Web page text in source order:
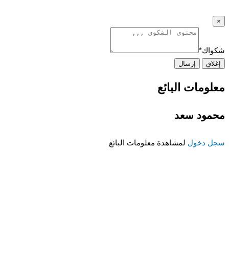
×
شكواك*
إغلاق إرسال
معلومات البائع
محمود سعد
سجل دخول لمشاهدة معلومات البائع